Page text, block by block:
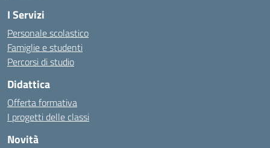
I Servizi
Personale scolastico
Famiglie e studenti
Percorsi di studio
Didattica
Offerta formativa
I progetti delle classi
Novità